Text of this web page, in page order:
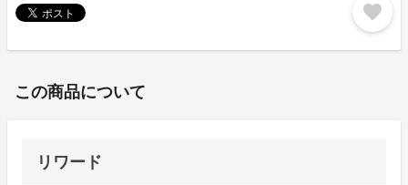
favorite
この商品について
リワード